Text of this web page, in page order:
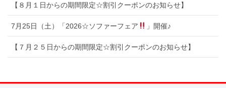
【８月１日からの期間限定☆割引クーポンのお知らせ】
7月25日（土）「2026☆ソファーフェア 」開催♪
【７月２５日からの期間限定☆割引クーポンのお知らせ】